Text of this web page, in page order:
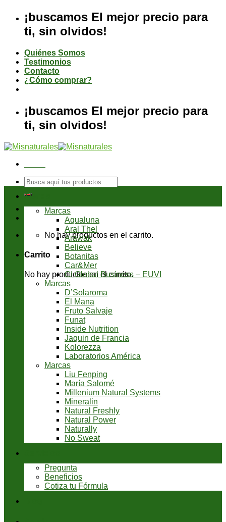
contenido
¡buscamos El mejor precio para
ti, sin olvidos!
Quiénes Somos
Testimonios
Contacto
¿Cómo comprar?
¡buscamos El mejor precio para
ti, sin olvidos!
Buscar
por:
No hay productos en el carrito.
Carrito
No hay productos en el carrito.
Tienda
Marcas
Aqualuna
Aral Thel
Arawak
Believe
Botanitas
Car&Mer
CI Global Business – EUVI
Marcas
D’Solaroma
El Mana
Fruto Salvaje
Funat
Inside Nutrition
Jaquin de Francia
Kolorezza
Laboratorios América
Marcas
Liu Fenping
María Salomé
Millenium Natural Systems
Mineralin
Natural Freshly
Natural Power
Naturally
No Sweat
Pregunta
Beneficios
Cotiza tu Fórmula